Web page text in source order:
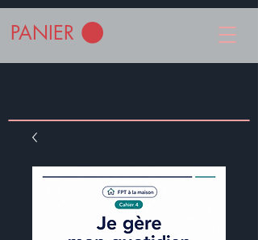
PANIER